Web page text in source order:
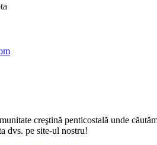
creştină penticostală unde
dvs. pe site-ul nostru!